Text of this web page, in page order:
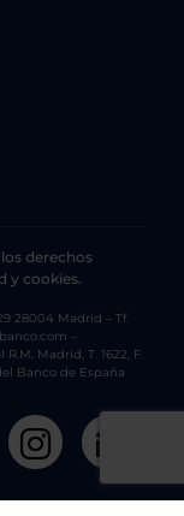
derechos
y cookies.
28004 Madrid – Tf.
–
Madrid, T. 1622, F.
Banco de España